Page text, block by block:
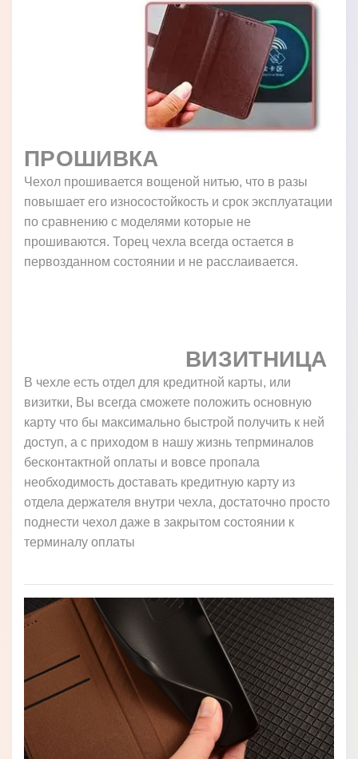
ПРОШИВКА
Чехол прошивается вощеной нитью, что в разы
повышает его износостойкость и срок эксплуатации
по сравнению с моделями которые не
прошиваются. Торец чехла всегда остается в
первозданном состоянии и не расслаивается.
ВИЗИТНИЦА
В чехле есть отдел для кредитной карты, или
визитки, Вы всегда сможете положить основную
карту что бы максимально быстрой получить к ней
доступ, а с приходом в нашу жизнь тепрминалов
бесконтактной оплаты и вовсе пропала
необходимость доставать кредитную карту из
отдела держателя внутри чехла, достаточно просто
поднести чехол даже в закрытом состоянии к
терминалу оплаты